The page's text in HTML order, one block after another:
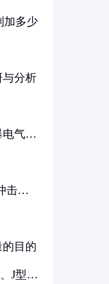
加多少
与分析
气设
击要
目的
J型、